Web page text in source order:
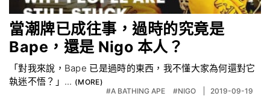
當潮牌已成往事，過時的究竟是
Bape，還是 Nigo 本人？
「對我來說，Bape 已是過時的東西，我不懂大家為何還對它
執迷不悟？」...
#A BATHING APE #NIGO 2019-09-19